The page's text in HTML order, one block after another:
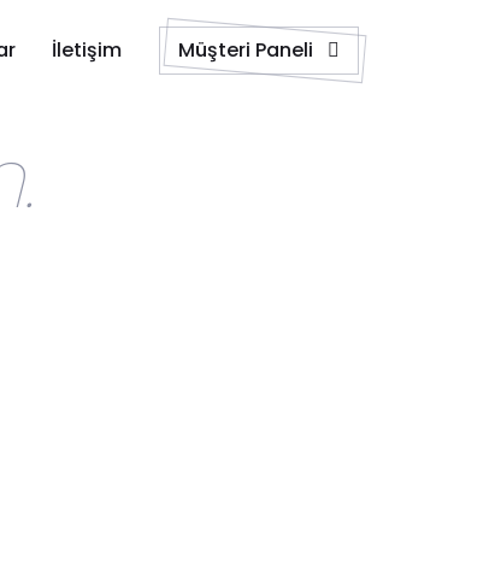
İletişim Müşteri Paneli